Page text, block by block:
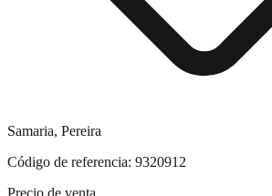
Samaria, Pereira
Código de referencia: 9320912